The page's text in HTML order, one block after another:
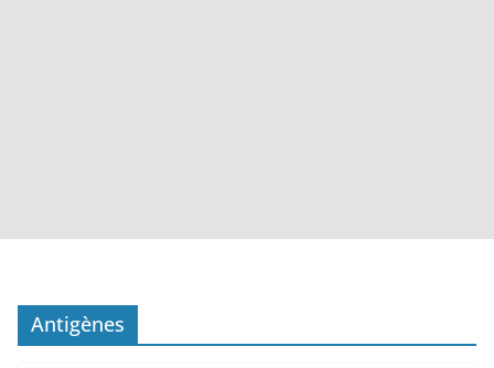
Antigènes